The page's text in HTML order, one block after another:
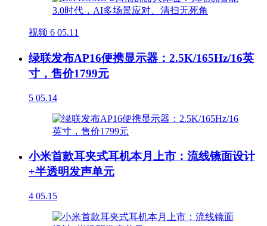
视频 6 05.11
绿联发布AP16便携显示器：2.5K/165Hz/16英
寸，售价1799元
5 05.14
小米首款耳夹式耳机本月上市：流线镜面设计
+半透明发声单元
4 05.15